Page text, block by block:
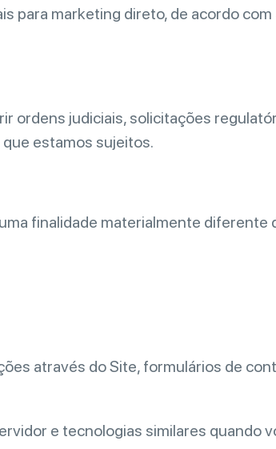
marketing direto, de acordo com
ordens judiciais, solicitações
estamos sujeitos.
finalidade materialmente diferente
através do Site, formulários de
e tecnologias similares quando